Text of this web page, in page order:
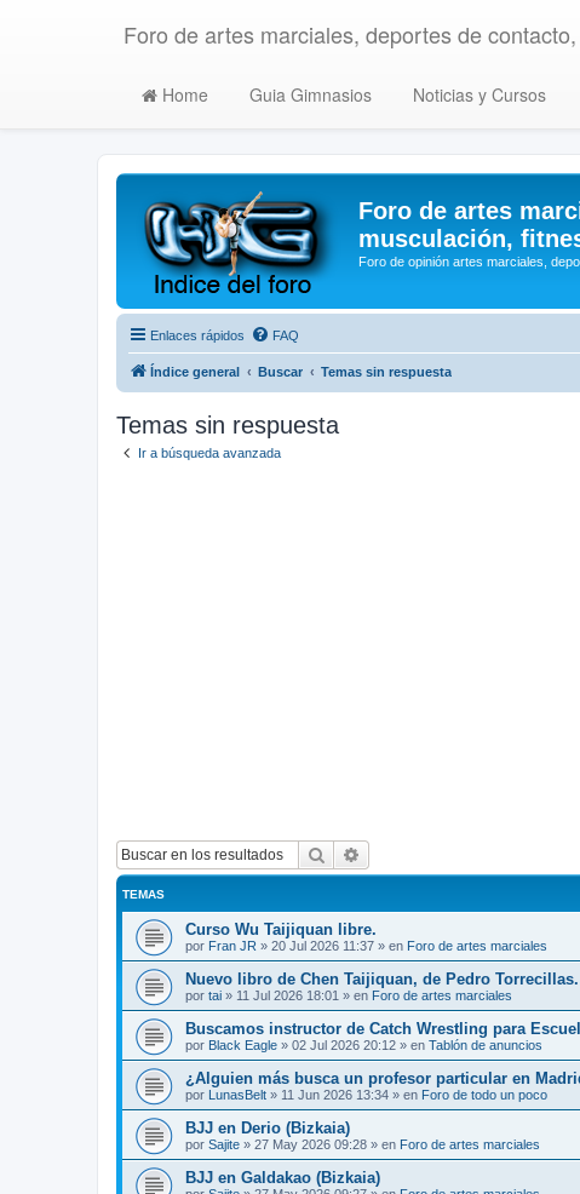
Foro de artes marciales, deportes de
Home Guia Gimnasios Noticias y Cursos
Foro de artes
musculación,
Foro de opinión artes marciales,
Enlaces rápidos FAQ
Índice general Buscar Temas sin respuesta
Temas sin respuesta
Ir a búsqueda avanzada
Buscar
TEMAS
Curso Wu Taijiquan libre.
por Fran JR » 20 Jul 2026 11:37 » en Foro de artes marciales
Nuevo libro de Chen Taijiquan, de Pedro Torrecillas.
por tai » 11 Jul 2026 18:01 » en Foro de artes marciales
Buscamos instructor de Catch Wrestling para
por Black Eagle » 02 Jul 2026 20:12 » en Tablón de anuncios
¿Alguien más busca un profesor particular en
por LunasBelt » 11 Jun 2026 13:34 » en Foro de todo un poco
BJJ en Derio (Bizkaia)
por Sajite » 27 May 2026 09:28 » en Foro de artes marciales
BJJ en Galdakao (Bizkaia)